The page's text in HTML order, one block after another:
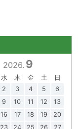
2026. 9
水 木 金 土
日
2 3 4 5
6
9 10 11 12
13
16 17 18 19
20
23 24 25 26
27